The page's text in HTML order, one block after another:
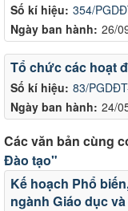
Số kí hiệu: 354/
Ngày ban hành: 26/
Số kí hiệu: 83/
Ngày ban hành: 24/
Tổ chức các hoạt
Các văn bản cùng
Đào tạo"
Kế hoạch Phổ
ngành Giáo dục